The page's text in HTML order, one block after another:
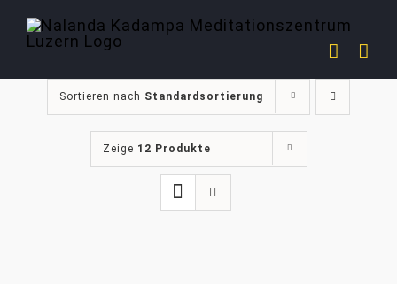
Inhalt
Sortieren nach Standardsortierung
Zeige 12 Produkte